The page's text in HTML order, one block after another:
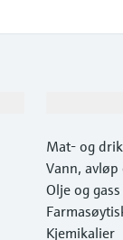
Mat- og
Vann, avløp
Olje og
Kjemikalier